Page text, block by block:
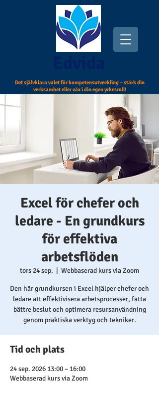
Det självklara valet för kompetensutveckling – stärk din
verksamhet eller väx i din egen yrkesroll!
Excel för chefer och
ledare - En grundkurs
för effektiva
arbetsflöden
tors 24 sep. Webbaserad kurs via Zoom
Den här grundkursen i Excel hjälper chefer och
ledare att effektivisera arbetsprocesser, fatta
bättre beslut och optimera resursanvändning
genom praktiska verktyg och tekniker.
Tid och plats
24 sep. 2026 13:00 – 16:00
Webbaserad kurs via Zoom